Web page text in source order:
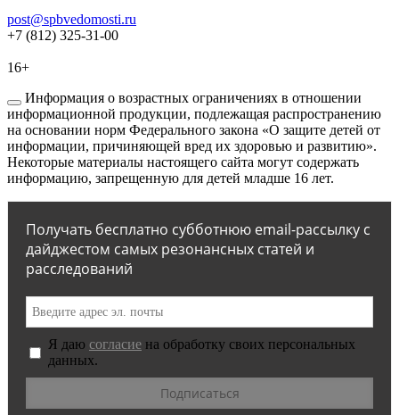
post@spbvedomosti.ru
+7 (812) 325-31-00
16+
Информация о возрастных ограничениях в отношении
информационной продукции, подлежащая распространению
на основании норм Федерального закона «О защите детей от
информации, причиняющей вред их здоровью и развитию».
Некоторые материалы настоящего сайта могут содержать
информацию, запрещенную для детей младше 16 лет.
Получать бесплатно субботнюю email-рассылку с
дайджестом самых резонансных статей и
расследований
Я даю согласие на обработку своих персональных
данных.